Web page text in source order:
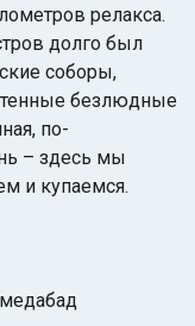
релакса.
долго был
соборы,
безлюдные
по-
– здесь мы
и купаемся.